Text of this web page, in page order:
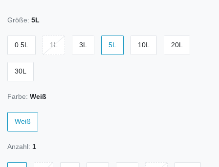
Größe: 5L
0.5L 1L 3L 5L 10L 20L
30L
Farbe: Weiß
Weiß
Anzahl: 1